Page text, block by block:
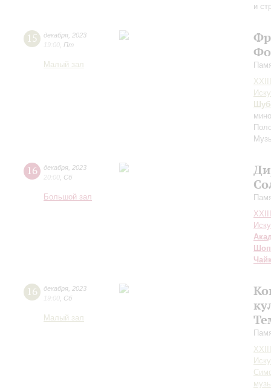
и
15 декабря 2023
19:00 Пт
Малый зал
16 декабря 2023
20:00 Сб
Большой зал
16 декабря 2023
19:00 Сб
Малый зал